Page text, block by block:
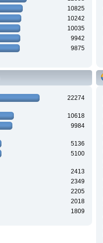
10825
10242
10035
9942
9875
22274
10618
9984
5136
5100
2413
2349
2205
2018
1809